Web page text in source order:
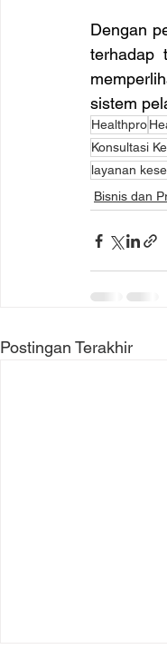
Dengan
terhadap
sistem
Healthpro
Konsultasi
layanan
Bisnis dan
Postingan Terakhir